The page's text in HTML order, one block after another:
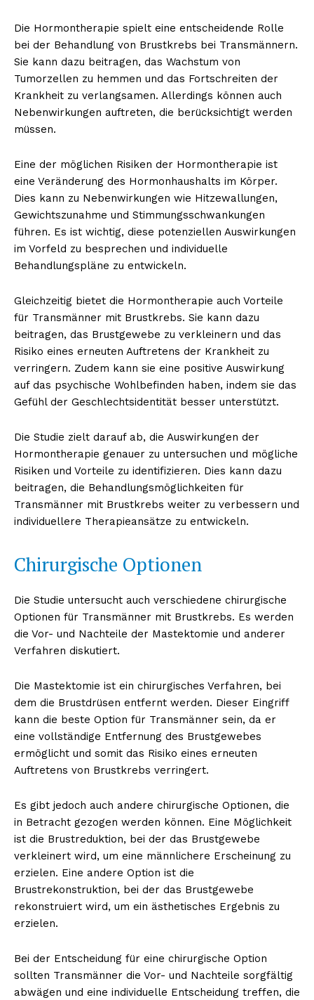
Die Hormontherapie spielt eine entscheidende Rolle
bei der Behandlung von Brustkrebs bei Transmännern.
Sie kann dazu beitragen, das Wachstum von
Tumorzellen zu hemmen und das Fortschreiten der
Krankheit zu verlangsamen. Allerdings können auch
Nebenwirkungen auftreten, die berücksichtigt werden
müssen.
Eine der möglichen Risiken der Hormontherapie ist
eine Veränderung des Hormonhaushalts im Körper.
Dies kann zu Nebenwirkungen wie Hitzewallungen,
Gewichtszunahme und Stimmungsschwankungen
führen. Es ist wichtig, diese potenziellen Auswirkungen
im Vorfeld zu besprechen und individuelle
Behandlungspläne zu entwickeln.
Gleichzeitig bietet die Hormontherapie auch Vorteile
für Transmänner mit Brustkrebs. Sie kann dazu
beitragen, das Brustgewebe zu verkleinern und das
Risiko eines erneuten Auftretens der Krankheit zu
verringern. Zudem kann sie eine positive Auswirkung
auf das psychische Wohlbefinden haben, indem sie das
Gefühl der Geschlechtsidentität besser unterstützt.
Die Studie zielt darauf ab, die Auswirkungen der
Hormontherapie genauer zu untersuchen und mögliche
Risiken und Vorteile zu identifizieren. Dies kann dazu
beitragen, die Behandlungsmöglichkeiten für
Transmänner mit Brustkrebs weiter zu verbessern und
individuellere Therapieansätze zu entwickeln.
Chirurgische Optionen
Die Studie untersucht auch verschiedene chirurgische
Optionen für Transmänner mit Brustkrebs. Es werden
die Vor- und Nachteile der Mastektomie und anderer
Verfahren diskutiert.
Die Mastektomie ist ein chirurgisches Verfahren, bei
dem die Brustdrüsen entfernt werden. Dieser Eingriff
kann die beste Option für Transmänner sein, da er
eine vollständige Entfernung des Brustgewebes
ermöglicht und somit das Risiko eines erneuten
Auftretens von Brustkrebs verringert.
Es gibt jedoch auch andere chirurgische Optionen, die
in Betracht gezogen werden können. Eine Möglichkeit
ist die Brustreduktion, bei der das Brustgewebe
verkleinert wird, um eine männlichere Erscheinung zu
erzielen. Eine andere Option ist die
Brustrekonstruktion, bei der das Brustgewebe
rekonstruiert wird, um ein ästhetisches Ergebnis zu
erzielen.
Bei der Entscheidung für eine chirurgische Option
sollten Transmänner die Vor- und Nachteile sorgfältig
abwägen und eine individuelle Entscheidung treffen, die